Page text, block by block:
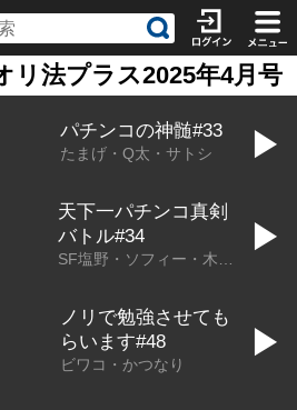
リ法プラス2025年4月号
パチンコの神髄#33
たまげ・Q太・サトシ ▶
天下一パチンコ真剣
バトル#34
▶
ノリで勉強させても
らいます#48
ビワコ・かつなり
▶